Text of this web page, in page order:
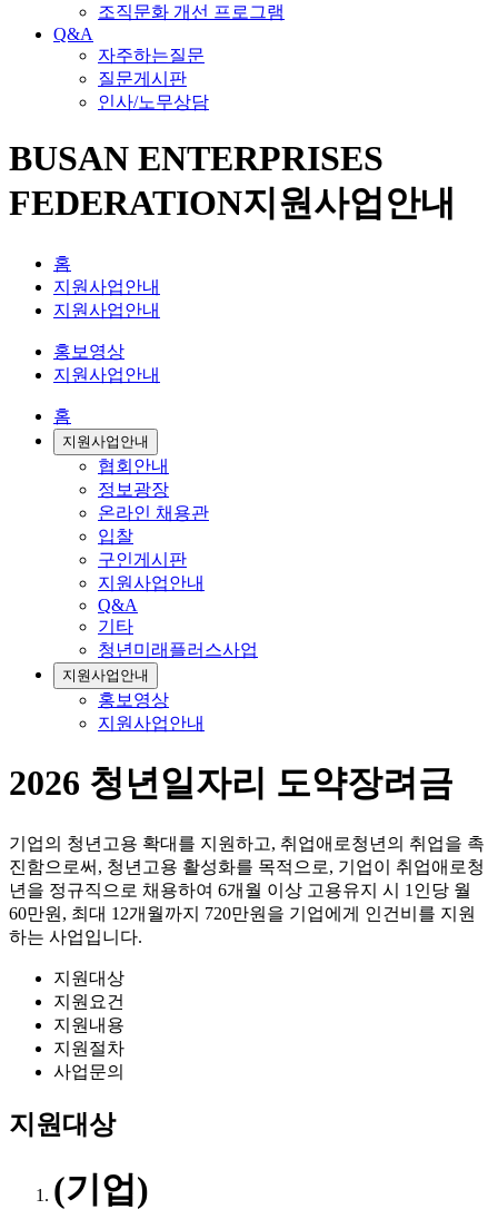
조직문화 개선 프로그램
Q&A
자주하는질문
질문게시판
인사/노무상담
BUSAN ENTERPRISES
FEDERATION지원사업안내
홈
지원사업안내
지원사업안내
홍보영상
지원사업안내
홈
지원사업안내
협회안내
정보광장
온라인 채용관
입찰
구인게시판
지원사업안내
Q&A
기타
청년미래플러스사업
지원사업안내
홍보영상
지원사업안내
2026 청년일자리 도약장려금
기업의 청년고용 확대를 지원하고, 취업애로청년의 취업을 촉
진함으로써, 청년고용 활성화를 목적으로, 기업이 취업애로청
년을 정규직으로 채용하여 6개월 이상 고용유지 시 1인당 월
60만원, 최대 12개월까지 720만원을 기업에게 인건비를 지원
하는 사업입니다.
지원대상
지원요건
지원내용
지원절차
사업문의
지원대상
(기업)